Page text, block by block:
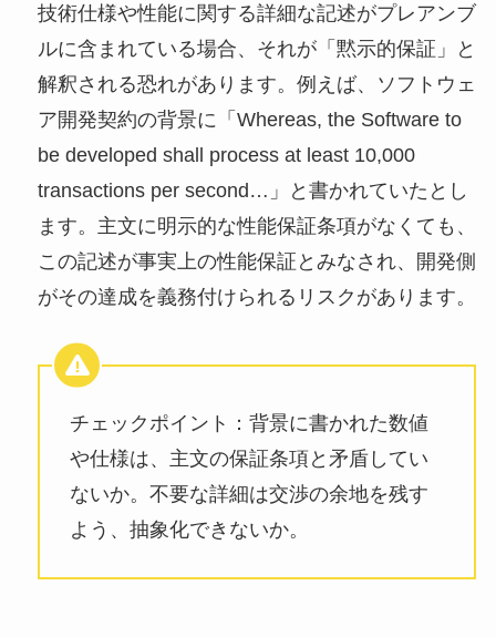
技術仕様や性能に関する詳細な記述がプレアンブ
ルに含まれている場合、それが「黙示的保証」と
解釈される恐れがあります。例えば、ソフトウェ
ア開発契約の背景に「Whereas, the Software to
be developed shall process at least 10,000
transactions per second…」と書かれていたとし
ます。主文に明示的な性能保証条項がなくても、
この記述が事実上の性能保証とみなされ、開発側
がその達成を義務付けられるリスクがあります。
チェックポイント：背景に書かれた数値
や仕様は、主文の保証条項と矛盾してい
ないか。不要な詳細は交渉の余地を残す
よう、抽象化できないか。